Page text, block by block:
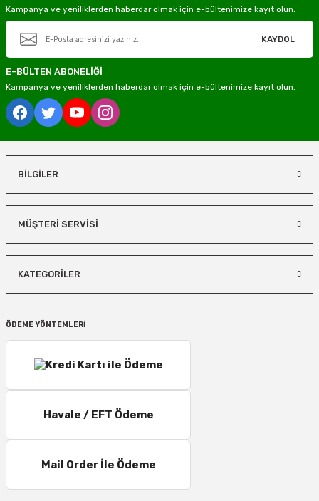
Kampanya ve yeniliklerden haberdar olmak için e-bültenimize kayıt olun.
KAYDOL
E-BÜLTEN ABONELİĞİ
Kampanya ve yeniliklerden haberdar olmak için e-bültenimize kayıt olun.
BİLGİLER
MÜŞTERİ SERVİSİ
KATEGORİLER
ÖDEME YÖNTEMLERİ
Havale / EFT Ödeme
Mail Order İle Ödeme